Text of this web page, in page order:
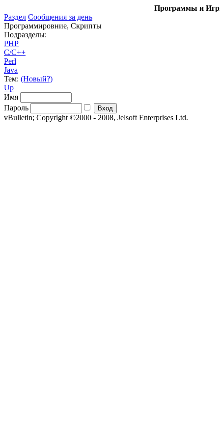
Программы и
Раздел Сообщения за день
Программировние, Скрипты
Подразделы:
PHP
C/C++
Perl
Java
Тем: (Новый?)
Up
Имя
Пароль
vBulletin; Copyright ©2000 - 2008, Jelsoft Enterprises Ltd.